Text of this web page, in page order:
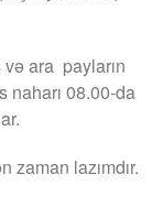
ara payların
naharı 08.00-da
zaman lazımdır.